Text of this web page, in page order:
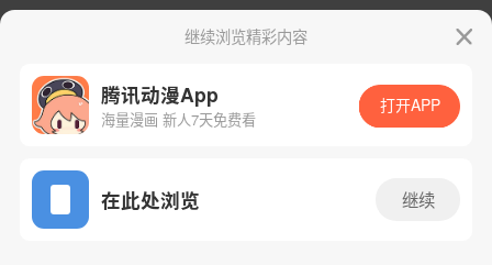
App免费看
腾漫App免费看
继续浏览精彩内容
腾讯动漫App
海量漫画 新人7天免费看
打开APP
在此处浏览 继续